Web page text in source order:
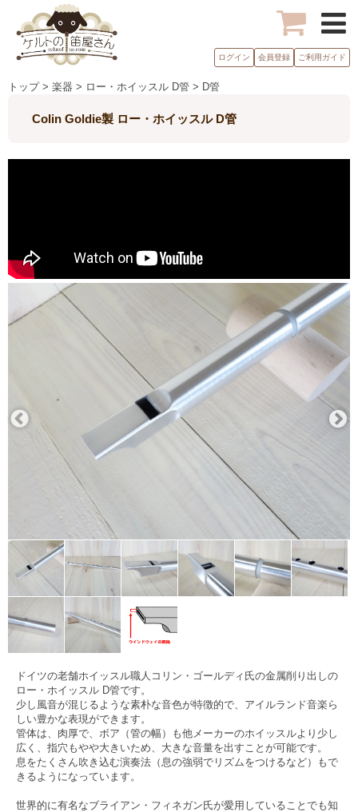
ログイン 会員登録 ご利用ガイド
トップ > 楽器 > ロー・ホイッスル D管 > D管
Colin Goldie製 ロー・ホイッスル D管
ドイツの老舗ホイッスル職人コリン・ゴールディ氏の金属削り出しの
ロー・ホイッスル D管です。
少し風音が混じるような素朴な音色が特徴的で、アイルランド音楽ら
しい豊かな表現ができます。
管体は、肉厚で、ボア（管の幅）も他メーカーのホイッスルより少し
広く、指穴もやや大きいため、大きな音量を出すことが可能です。
息をたくさん吹き込む演奏法（息の強弱でリズムをつけるなど）もで
きるようになっています。
世界的に有名なブライアン・フィネガン氏が愛用していることでも知